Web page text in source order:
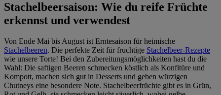
Stachelbeersaison: Wie du reife Früchte
erkennst und verwendest
Von Ende Mai bis August ist Erntesaison für heimische
Stachelbeeren. Die perfekte Zeit für fruchtige Stachelbeer-Rezepte
wie unsere Torte! Bei den Zubereitungsmöglichkeiten hast du die
Wahl: Die saftigen Beeren schmecken köstlich als Konfitüre und
Kompott, machen sich gut in Desserts und geben würzigen
Chutneys eine besondere Note. Stachelbeerfrüchte gibt es in Grün,